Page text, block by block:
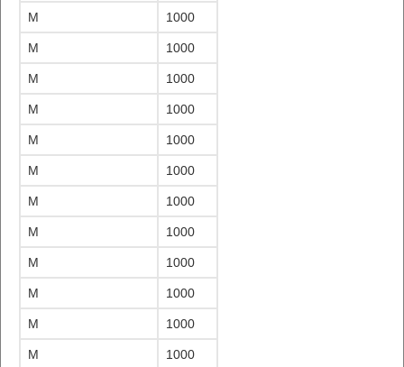
M 1000
M 1000
M 1000
M 1000
M 1000
M 1000
M 1000
M 1000
M 1000
M 1000
M 1000
M 1000